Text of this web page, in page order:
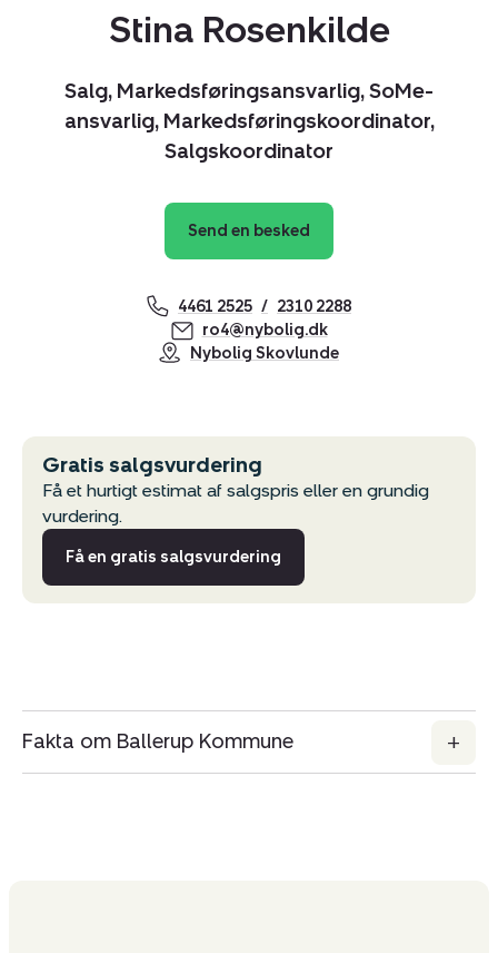
Stina Rosenkilde
Salg, Markedsføringsansvarlig, SoMe-
ansvarlig, Markedsføringskoordinator,
Salgskoordinator
Send en besked
4461 2525
2310 2288
ro4@nybolig.dk
Nybolig Skovlunde
Gratis salgsvurdering
Få et hurtigt estimat af salgspris eller en grundig
vurdering.
Få en gratis salgsvurdering
Fakta om Ballerup Kommune